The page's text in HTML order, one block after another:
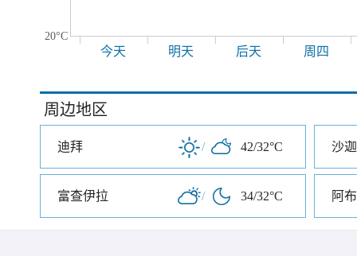
20°C
今天 明天 后天 周四
周边地区
迪拜 / 42/32°C 沙
富查伊拉 / 34/32°C 阿